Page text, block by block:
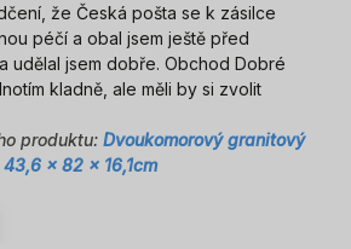
že Česká pošta se k zásilce
péčí a obal jsem ještě před
udělal jsem dobře. Obchod Dobré
kladně, ale měli by si zvolit
produktu: Dvoukomorový granitový
43,6 x 82 x 16,1cm